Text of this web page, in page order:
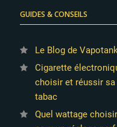
GUIDES & CONSEILS
Le Blog de
Cigarette
choisir et réussir
tabac
Quel wattage